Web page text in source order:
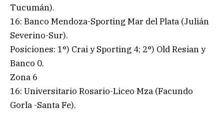
Tucumán).
16: Banco Mendoza-Sporting Mar del Plata (Julián
Severino-Sur).
Posiciones: 1°) Crai y Sporting 4; 2°) Old Resian y
Banco 0.
Zona 6
16: Universitario Rosario-Liceo Mza (Facundo
Gorla -Santa Fe).